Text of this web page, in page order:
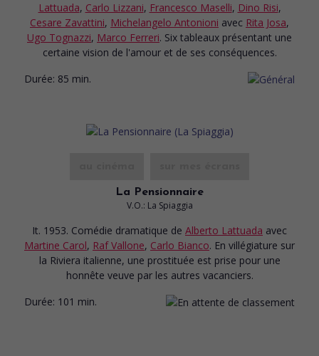
Lattuada, Carlo Lizzani, Francesco Maselli, Dino Risi,
Cesare Zavattini, Michelangelo Antonioni avec Rita Josa,
Ugo Tognazzi, Marco Ferreri. Six tableaux présentant une
certaine vision de l'amour et de ses conséquences.
Durée: 85 min.
La Pensionnaire
V.O.: La Spiaggia
It. 1953. Comédie dramatique de Alberto Lattuada avec
Martine Carol, Raf Vallone, Carlo Bianco. En villégiature sur
la Riviera italienne, une prostituée est prise pour une
honnête veuve par les autres vacanciers.
Durée: 101 min.